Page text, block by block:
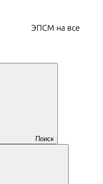
ЭПСМ на все
Поиск